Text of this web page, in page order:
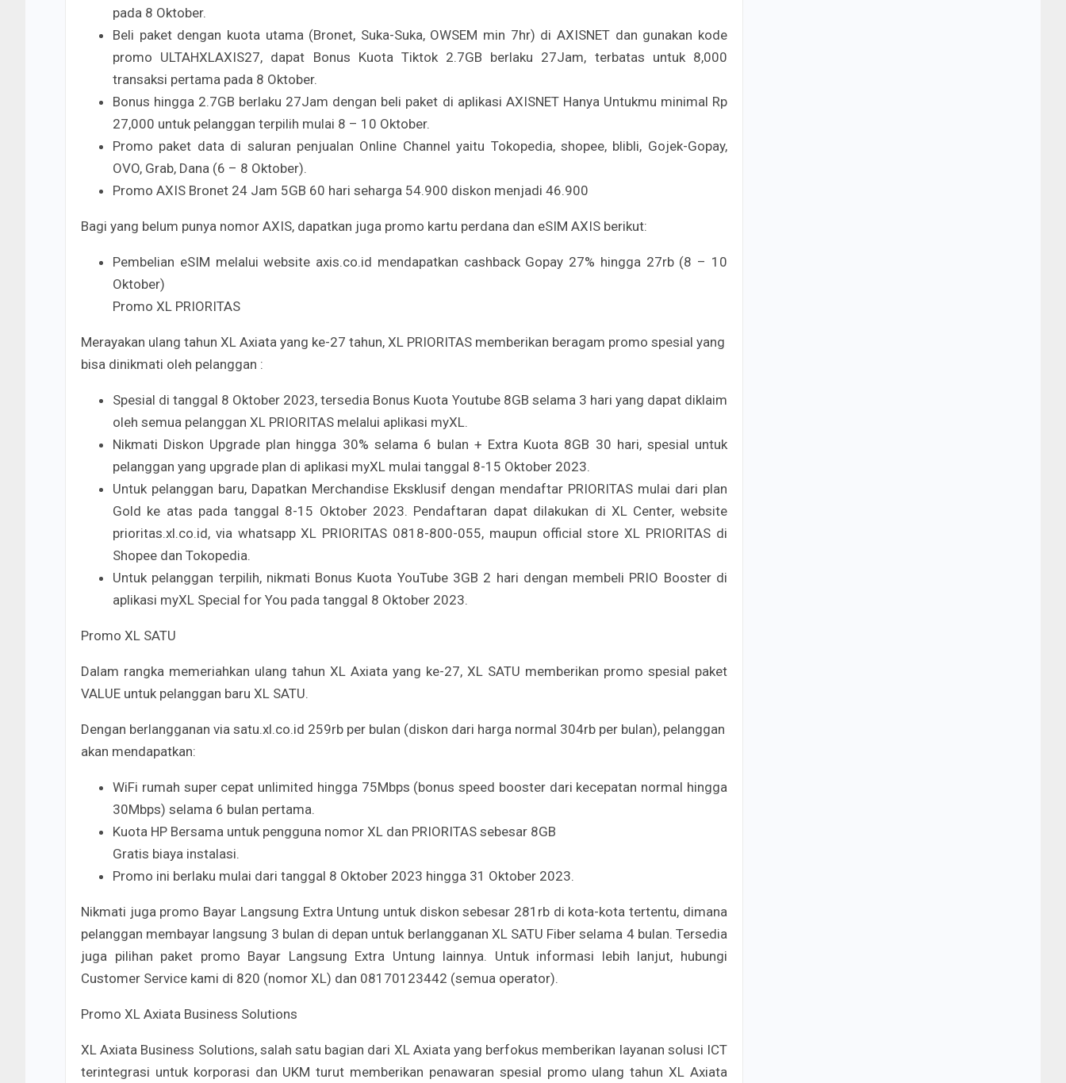
pada 8 Oktober.
Beli paket dengan kuota utama (Bronet, Suka-Suka, OWSEM min 7hr) di AXISNET dan gunakan kode
promo ULTAHXLAXIS27, dapat Bonus Kuota Tiktok 2.7GB berlaku 27Jam, terbatas untuk 8,000
transaksi pertama pada 8 Oktober.
Bonus hingga 2.7GB berlaku 27Jam dengan beli paket di aplikasi AXISNET Hanya Untukmu minimal Rp
27,000 untuk pelanggan terpilih mulai 8 – 10 Oktober.
Promo paket data di saluran penjualan Online Channel yaitu Tokopedia, shopee, blibli, Gojek-Gopay,
OVO, Grab, Dana (6 – 8 Oktober).
Promo AXIS Bronet 24 Jam 5GB 60 hari seharga 54.900 diskon menjadi 46.900
Bagi yang belum punya nomor AXIS, dapatkan juga promo kartu perdana dan eSIM AXIS berikut:
Pembelian eSIM melalui website axis.co.id mendapatkan cashback Gopay 27% hingga 27rb (8 – 10
Oktober)
Promo XL PRIORITAS
Merayakan ulang tahun XL Axiata yang ke-27 tahun, XL PRIORITAS memberikan beragam promo spesial yang
bisa dinikmati oleh pelanggan :
Spesial di tanggal 8 Oktober 2023, tersedia Bonus Kuota Youtube 8GB selama 3 hari yang dapat diklaim
oleh semua pelanggan XL PRIORITAS melalui aplikasi myXL.
Nikmati Diskon Upgrade plan hingga 30% selama 6 bulan + Extra Kuota 8GB 30 hari, spesial untuk
pelanggan yang upgrade plan di aplikasi myXL mulai tanggal 8-15 Oktober 2023.
Untuk pelanggan baru, Dapatkan Merchandise Eksklusif dengan mendaftar PRIORITAS mulai dari plan
Gold ke atas pada tanggal 8-15 Oktober 2023. Pendaftaran dapat dilakukan di XL Center, website
prioritas.xl.co.id, via whatsapp XL PRIORITAS 0818-800-055, maupun official store XL PRIORITAS di
Shopee dan Tokopedia.
Untuk pelanggan terpilih, nikmati Bonus Kuota YouTube 3GB 2 hari dengan membeli PRIO Booster di
aplikasi myXL Special for You pada tanggal 8 Oktober 2023.
Promo XL SATU
Dalam rangka memeriahkan ulang tahun XL Axiata yang ke-27, XL SATU memberikan promo spesial paket
VALUE untuk pelanggan baru XL SATU.
Dengan berlangganan via satu.xl.co.id 259rb per bulan (diskon dari harga normal 304rb per bulan), pelanggan
akan mendapatkan:
WiFi rumah super cepat unlimited hingga 75Mbps (bonus speed booster dari kecepatan normal hingga
30Mbps) selama 6 bulan pertama.
Kuota HP Bersama untuk pengguna nomor XL dan PRIORITAS sebesar 8GB
Gratis biaya instalasi.
Promo ini berlaku mulai dari tanggal 8 Oktober 2023 hingga 31 Oktober 2023.
Nikmati juga promo Bayar Langsung Extra Untung untuk diskon sebesar 281rb di kota-kota tertentu, dimana
pelanggan membayar langsung 3 bulan di depan untuk berlangganan XL SATU Fiber selama 4 bulan. Tersedia
juga pilihan paket promo Bayar Langsung Extra Untung lainnya. Untuk informasi lebih lanjut, hubungi
Customer Service kami di 820 (nomor XL) dan 08170123442 (semua operator).
Promo XL Axiata Business Solutions
XL Axiata Business Solutions, salah satu bagian dari XL Axiata yang berfokus memberikan layanan solusi ICT
terintegrasi untuk korporasi dan UKM turut memberikan penawaran spesial promo ulang tahun XL Axiata